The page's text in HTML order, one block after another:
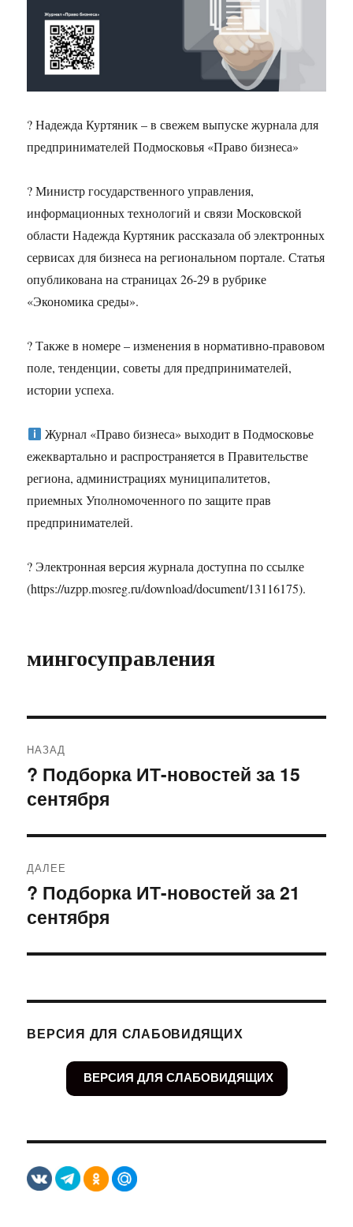
? Надежда Куртяник – в свежем выпуске журнала для
предпринимателей Подмосковья «Право бизнеса»
? Министр государственного управления,
информационных технологий и связи Московской
области Надежда Куртяник рассказала об электронных
сервисах для бизнеса на региональном портале. Статья
опубликована на страницах 26-29 в рубрике
«Экономика среды».
? Также в номере – изменения в нормативно-правовом
поле, тенденции, советы для предпринимателей,
истории успеха.
Журнал «Право бизнеса» выходит в Подмосковье
ежеквартально и распространяется в Правительстве
региона, администрациях муниципалитетов,
приемных Уполномоченного по защите прав
предпринимателей.
? Электронная версия журнала доступна по ссылке
(https://uzpp.mosreg.ru/download/document/13116175).
мингосуправления
по
записям
НАЗАД
Предыдущая
запись:
? Подборка ИТ-новостей за 15
сентября
ДАЛЕЕ
Следующая
запись:
? Подборка ИТ-новостей за 21
сентября
ВЕРСИЯ ДЛЯ СЛАБОВИДЯЩИХ
ВЕРСИЯ ДЛЯ СЛАБОВИДЯЩИХ